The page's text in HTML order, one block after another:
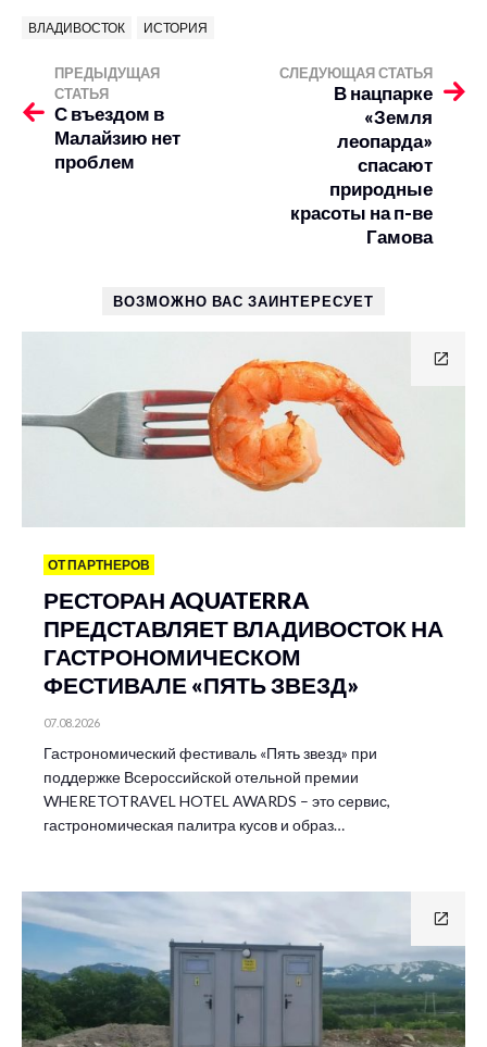
ВЛАДИВОСТОК ИСТОРИЯ
ПРЕДЫДУЩАЯ
СТАТЬЯ
С въездом в
Малайзию нет
проблем
СЛЕДУЮЩАЯ СТАТЬЯ
В нацпарке
«Земля
леопарда»
спасают
природные
красоты на п-ве
Гамова
ВОЗМОЖНО ВАС ЗАИНТЕРЕСУЕТ
ОТ ПАРТНЕРОВ
РЕСТОРАН AQUATERRA
ПРЕДСТАВЛЯЕТ ВЛАДИВОСТОК НА
ГАСТРОНОМИЧЕСКОМ
ФЕСТИВАЛЕ «ПЯТЬ ЗВЕЗД»
07.08.2026
Гастрономический фестиваль «Пять звезд» при
поддержке Всероссийской отельной премии
WHERETOTRAVEL HOTEL AWARDS – это сервис,
гастрономическая палитра кусов и образ…